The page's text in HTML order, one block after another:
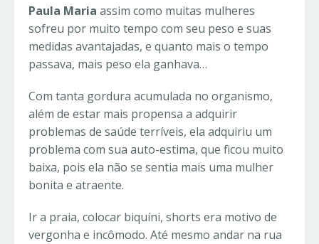
Paula Maria assim como muitas mulheres
sofreu por muito tempo com seu peso e suas
medidas avantajadas, e quanto mais o tempo
passava, mais peso ela ganhava…
Com tanta gordura acumulada no organismo,
além de estar mais propensa a adquirir
problemas de saúde terríveis, ela adquiriu um
problema com sua auto-estima, que ficou muito
baixa, pois ela não se sentia mais uma mulher
bonita e atraente.
Ir a praia, colocar biquíni, shorts era motivo de
vergonha e incômodo. Até mesmo andar na rua